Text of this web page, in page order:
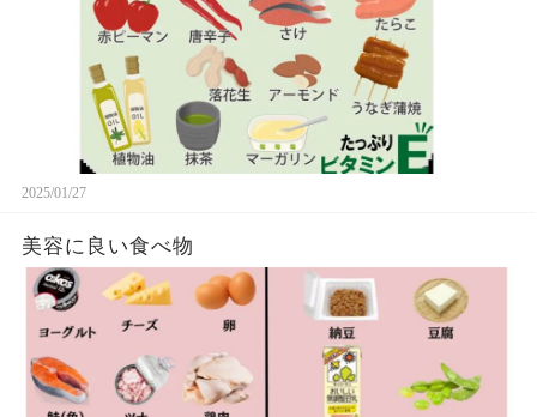
2025/01/27
美容に良い食べ物